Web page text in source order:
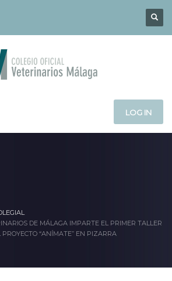
LOG IN
DE MÁLAGA IMPARTE EL PRIMER TALLER
“ANÍMATE” EN PIZARRA